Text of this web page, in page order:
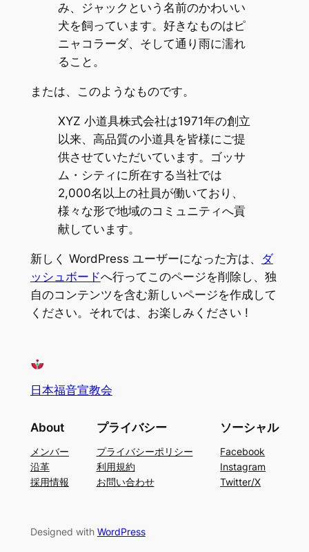
み、ジャックという名前のかわいい
犬を飼っています。好きなものはピ
ニャコラーダ、そして通り雨に濡れ
ること。
または、このようなものです。
XYZ 小道具株式会社は1971年の創立
以来、高品質の小道具を皆様にご提
供させていただいています。ゴッサ
ム・シティに所在する当社では
2,000名以上の社員が働いており、
様々な形で地域のコミュニティへ貢
献しています。
新しく WordPress ユーザーになった方は、
ダ
ッシュボードへ行ってこのページを削除し、独
自のコンテンツを含む新しいページを作成して
ください。それでは、お楽しみください !
日本福音宣教会
About
メンバー
沿革
採用情報
プライバシー
プライバシーポリシー
利用規約
お問い合わせ
ソーシャル
Facebook
Instagram
Twitter/X
Designed with WordPress